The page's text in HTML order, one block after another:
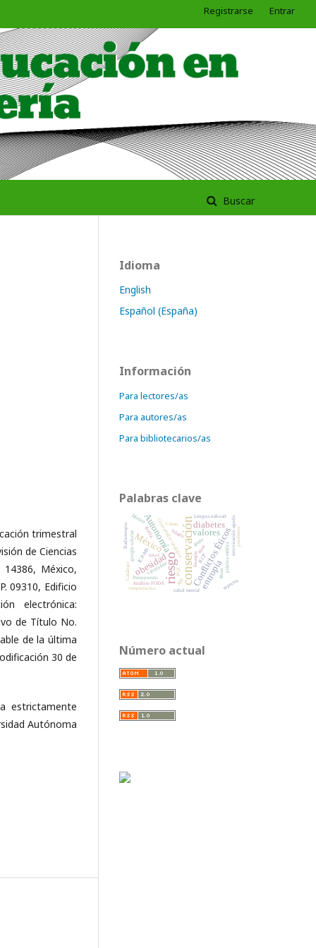
Buscar
Registrarse Entrar
trimestral
de Ciencias
14386, México,
09310, Edificio
electrónica:
de Título No.
de la última
30 de
estrictamente
Autónoma
Idioma
English
Español (España)
Información
Para lectores/as
Para autores/as
Para bibliotecarios/as
Palabras clave
riesgoconservaciónConflictos Éticos
Autonomía
obesidad
México
entropía
valores
diabetes
Convertidor catalítico
ICP-MS
Presupuesto
Energía
Clima
RCP práctica médica
ética
PGE
salud mental
google scholar
Análisis FODA App
intoxicación aguda
vincristina
taxol
camptotecina
Lengua náhuatl
fibras
hilado
Catálogo
Radioterapia gasto
fuerza pendiente
especies
falacias
Número actual